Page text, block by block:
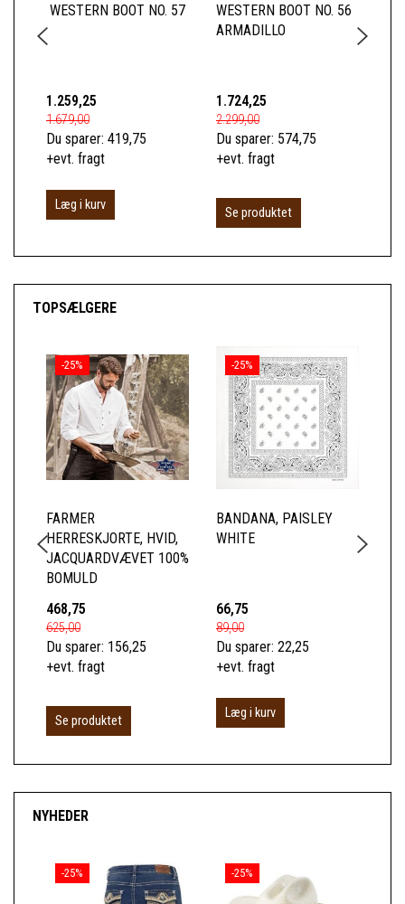
WESTERN BOOT NO. 57
1.259,25
1.679,00
Du sparer: 419,75
+evt. fragt
Læg i kurv
WESTERN BOOT NO. 56
ARMADILLO
1.724,25
2.299,00
Du sparer: 574,75
+evt. fragt
Se produktet
TOPSÆLGERE
-25%
FARMER
HERRESKJORTE, HVID,
JACQUARDVÆVET 100%
BOMULD
468,75
625,00
Du sparer: 156,25
+evt. fragt
Se produktet
-25%
BANDANA, PAISLEY
WHITE
66,75
89,00
Du sparer: 22,25
+evt. fragt
Læg i kurv
NYHEDER
-25% -25%